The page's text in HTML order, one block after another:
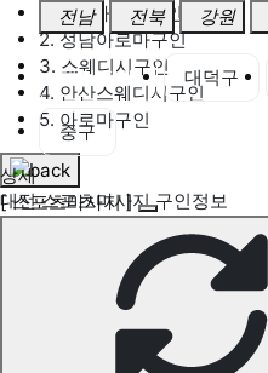
1. 일산마사지구인
2. 성남아로마구인
3. 스웨디시구인
4. 안산스웨디시구인
5. 아로마구인
대전 스포츠마사지 구인정보
전남
전북 강원
대전 전체 대덕구
중구
상세
[ 스포츠마사지 ]